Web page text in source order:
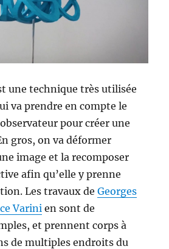
une technique très utilisée
va prendre en compte le
pour créer une
gros, on va déformer
image et la recomposer
afin qu’elle y prenne
Les travaux deGeorges
Varini en sont de
et prennent corps à
de multiples endroits du